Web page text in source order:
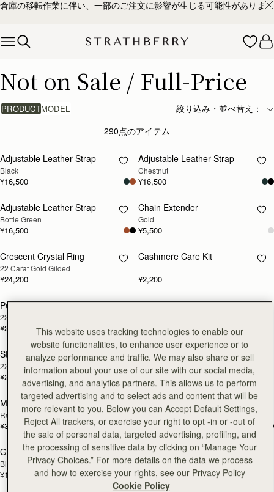
Skip to content
倉庫の移転作業に伴い、一部のご注文に影響が生じる可能性がありま
Not on Sale / Full-Price
PRODUCTMODEL
絞り込み・並べ替え：
290点のアイテム
カートに追加
Adjustable Leather Strap
Black
¥16,500
再入荷予定
Adjustable Leather Strap
Chestnut
¥16,500
再入荷予定
Adjustable Leather Strap
Bottle Green
¥16,500
再入荷予定
Chain Extender
Gold
¥5,500
再入荷予定
Crescent Crystal Ring
22 Carat Gold Gilded
¥24,200
再入荷予定
Cashmere Care Kit
¥2,200
Pearl Huggies
22 Carat Gold Gilded
¥25,300
Essential Earrings
¥24,800
再入荷予定
St James Earrings
22 Carat Gold Gilded
¥29,700
再入荷予定
Rectangular Hoop
22 Carat Gold Gilded
¥27,500
再入荷予定
Multrees Notebook
Refill Paper
¥3,300
Georgia Maxi
Clay
¥144,100
カートに追加
Georgia Maxi
Black
¥144,100
再入荷予定
3 Slot Cardholder
Oxblood
¥15,900
カートに追加
This website uses tracking technologies to enable our
website functionalities, to enhance user experience or to
analyze performance and traffic. We may also share or sell
information about your use of our site with our social media,
advertising, and analytics partners. This allows us to perform
targeted advertising and to select ads and content that will be
more relevant to you. Below you can Accept Default Settings,
Reject All trackers, or exercise your right to opt -in or -out of
the sale of personal data, targeted advertising, profiling, and
the processing of sensitive data by clicking on “Manage Your
Privacy Choices.” For more details on the data we process
and how to exercise your rights, see our Privacy Policy
Cookie Policy